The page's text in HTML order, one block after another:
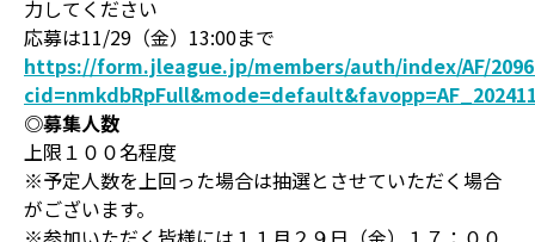
力してください
応募は11/29（金）13:00まで
https://form.jleague.jp/members/auth/index/AF/
◎募集人数
上限１００名程度
※予定人数を上回った場合は抽選とさせていただく場合
がございます。